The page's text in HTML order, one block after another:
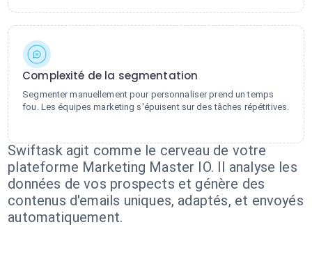
Complexité de la segmentation
Segmenter manuellement pour personnaliser prend un temps
fou. Les équipes marketing s'épuisent sur des tâches répétitives.
Swiftask agit comme le cerveau de votre
plateforme Marketing Master IO. Il analyse les
données de vos prospects et génère des
contenus d'emails uniques, adaptés, et envoyés
automatiquement.